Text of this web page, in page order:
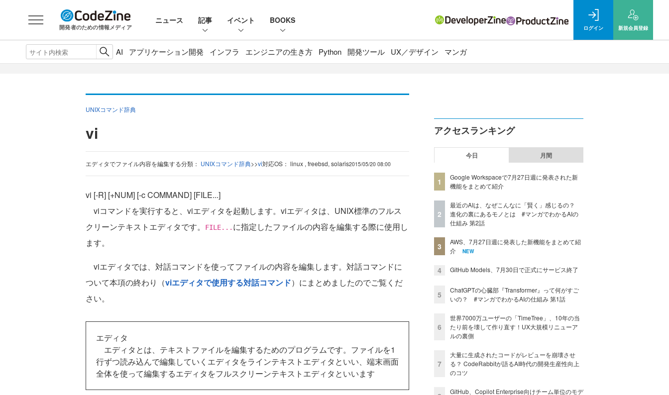
開発者のための情報メディア
ニュース 記事 イベント BOOKS
ログイン 新規会員登録
AI アプリケーション開発 インフラ エンジニアの生き方 Python 開発ツール UX／デザイン マンガ
UNIXコマンド辞典
vi
エディタでファイル内容を編集する分類： UNIXコマンド辞典>>vi対応OS： linux , freebsd, solaris2015/05/20 08:00
vi [-R] [+NUM] [-c COMMAND] [FILE...]
viコマンドを実行すると、viエディタを起動します。viエディタは、UNIX標準のフルス
クリーンテキストエディタです。
FILE... に指定したファイルの内容を編集する際に使用し
ます。
viエディタでは、対話コマンドを使ってファイルの内容を編集します。対話コマンドに
ついて本項の終わり（viエディタで使用する対話コマンド）にまとめましたのでご覧くだ
さい。
エディタ
エディタとは、テキストファイルを編集するためのプログラムです。ファイルを1
行ずつ読み込んで編集していくエディタをラインテキストエディタといい、端末画面
全体を使って編集するエディタをフルスクリーンテキストエディタといいます
アクセスランキング
今日 月間
1
Google Workspaceで7月27日週に発表された新
機能をまとめて紹介
2
最近のAIは、なぜこんなに「賢く」感じるの？
進化の裏にあるモノとは #マンガでわかるAIの
仕組み 第2話
3
AWS、7月27日週に発表した新機能をまとめて紹
介
NEW
4 GitHub Models、7月30日で正式にサービス終了
5
ChatGPTの心臓部『Transformer』って何がすご
いの？ #マンガでわかるAIの仕組み 第1話
6
世界7000万ユーザーの「TimeTree」、10年の当
たり前を壊して作り直す！UX大規模リニューア
ルの裏側
7
大量に生成されたコードがレビューを崩壊させ
る？ CodeRabbitが語るAI時代の開発生産性向上
のコツ
GitHub、Copilot Enterprise向けチーム単位のモデ